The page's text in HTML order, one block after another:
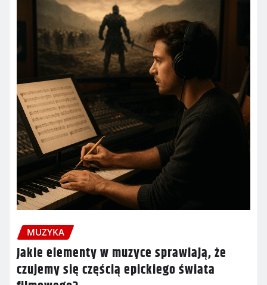
MUZYKA
Jakie elementy w muzyce sprawiają, że
czujemy się częścią epickiego świata